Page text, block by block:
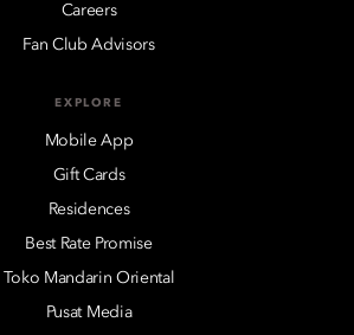
Careers
Fan Club Advisors
EXPLORE
Mobile App
Gift Cards
Residences
Best Rate Promise
Toko Mandarin Oriental
Pusat Media